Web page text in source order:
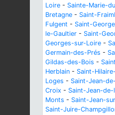
Loire - Sainte-Marie-
Bretagne - Saint-
Fulgent - Saint-
le-Gaultier - Saint-
Georges-sur-Loire -
Germain-des-Prés -
Gildas-des-Bois -
Herblain - Saint-
Loges - Saint-Jean-
Croix - Saint-Jean-
Monts - Saint-Jean-
Saint-Juire-